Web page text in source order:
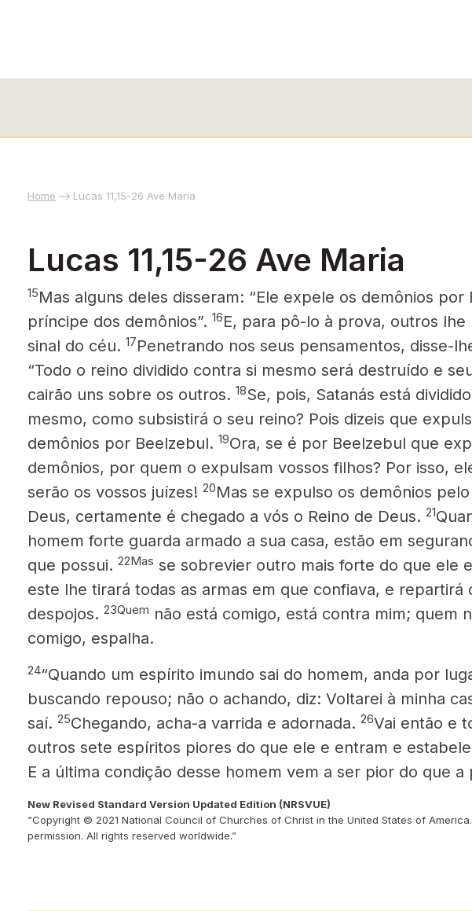
Home Lucas 11,15-26 Ave Maria
Lucas 11,15-26 Ave Maria
15Mas alguns deles disseram: “Ele expele os demônios por
príncipe dos demônios”. 16E, para pô-lo à prova, outros lhe
sinal do céu. 17Penetrando nos seus pensamentos, disse-
“Todo o reino dividido contra si mesmo será destruído e
cairão uns sobre os outros. 18Se, pois, Satanás está
mesmo, como subsistirá o seu reino? Pois dizeis que
demônios por Beelzebul. 19Ora, se é por Beelzebul que
demônios, por quem o expulsam vossos filhos? Por isso,
serão os vossos juízes! 20Mas se expulso os demônios
Deus, certamente é chegado a vós o Reino de Deus. 21
homem forte guarda armado a sua casa, estão em
que possui. 22Mas se sobrevier outro mais forte do que ele
este lhe tirará todas as armas em que confiava, e repartirá
despojos. 23Quem não está comigo, está contra mim; quem
comigo, espalha.
24“Quando um espírito imundo sai do homem, anda por
buscando repouso; não o achando, diz: Voltarei à minha
saí. 25Chegando, acha-a varrida e adornada. 26Vai então e
outros sete espíritos piores do que ele e entram e
E a última condição desse homem vem a ser pior do que a
New Revised Standard Version Updated Edition (NRSVUE)
“Copyright © 2021 National Council of Churches of Christ in the United States of
permission. All rights reserved worldwide.”